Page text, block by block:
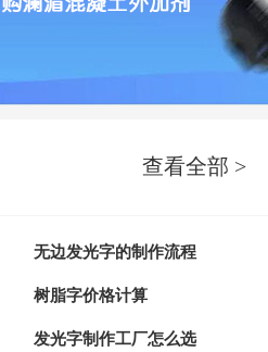
查看全部 >
无边发光字的制作流程
树脂字价格计算
发光字制作工厂怎么选